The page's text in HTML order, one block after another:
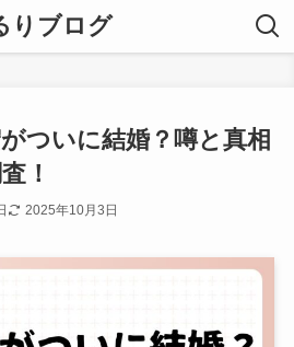
りブログ
ついに結婚？噂と真相
！
2025年10月3日